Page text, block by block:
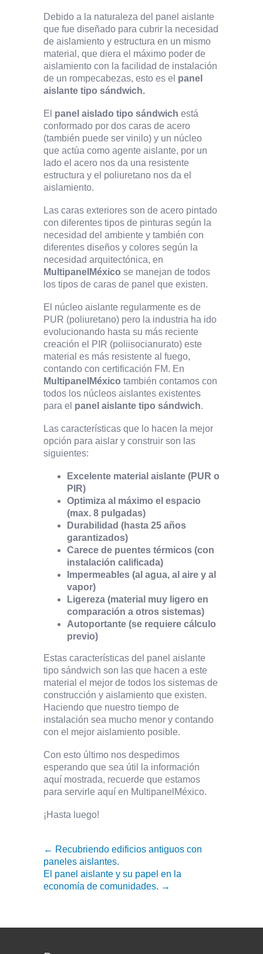
Debido a la naturaleza del panel aislante
que fue diseñado para cubrir la necesidad
de aislamiento y estructura en un mismo
material, que diera el máximo poder de
aislamiento con la facilidad de instalación
de un rompecabezas, esto es el panel
aislante tipo sándwich.
El panel aislado tipo sándwich está
conformado por dos caras de acero
(también puede ser vinilo) y un núcleo
que actúa como agente aislante, por un
lado el acero nos da una resistente
estructura y el poliuretano nos da el
aislamiento.
Las caras exteriores son de acero pintado
con diferentes tipos de pinturas según la
necesidad del ambiente y también con
diferentes diseños y colores según la
necesidad arquitectónica, en
MultipanelMéxico se manejan de todos
los tipos de caras de panel que existen.
El núcleo aislante regularmente es de
PUR (poliuretano) pero la industria ha ido
evolucionando hasta su más reciente
creación el PIR (poliisocianurato) este
material es más resistente al fuego,
contando con certificación FM. En
MultipanelMéxico también contamos con
todos los núcleos aislantes existentes
para el panel aislante tipo sándwich.
Las características que lo hacen la mejor
opción para aislar y construir son las
siguientes:
Excelente material aislante (PUR o
PIR)
Optimiza al máximo el espacio
(max. 8 pulgadas)
Durabilidad (hasta 25 años
garantizados)
Carece de puentes térmicos (con
instalación calificada)
Impermeables (al agua, al aire y al
vapor)
Ligereza (material muy ligero en
comparación a otros sistemas)
Autoportante (se requiere cálculo
previo)
Estas características del panel aislante
tipo sándwich son las que hacen a este
material el mejor de todos los sistemas de
construcción y aislamiento que existen.
Haciendo que nuestro tiempo de
instalación sea mucho menor y contando
con el mejor aislamiento posible.
Con esto último nos despedimos
esperando que sea útil la información
aquí mostrada, recuerde que estamos
para servirle aquí en MultipanelMéxico.
¡Hasta luego!
← Recubriendo edificios antiguos con
paneles aislantes.
El panel aislante y su papel en la
economía de comunidades. →